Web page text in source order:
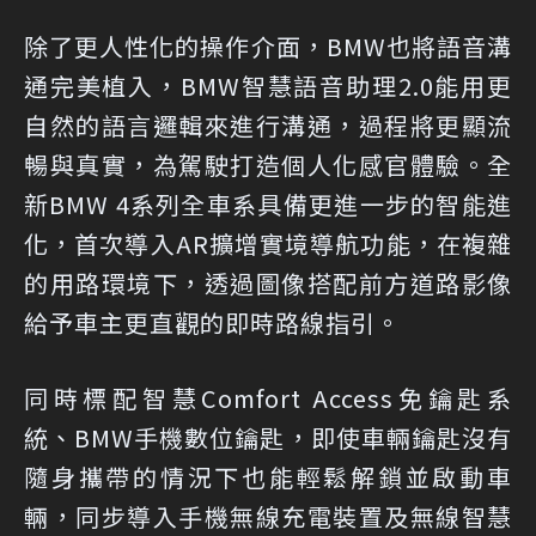
除了更人性化的操作介面，BMW也將語音溝
通完美植入，BMW智慧語音助理2.0能用更
自然的語言邏輯來進行溝通，過程將更顯流
暢與真實，為駕駛打造個人化感官體驗。全
新BMW 4系列全車系具備更進一步的智能進
化，首次導入AR擴增實境導航功能，在複雜
的用路環境下，透過圖像搭配前方道路影像
給予車主更直觀的即時路線指引。
同時標配智慧Comfort Access免鑰匙系
統、BMW手機數位鑰匙，即使車輛鑰匙沒有
隨身攜帶的情況下也能輕鬆解鎖並啟動車
輛，同步導入手機無線充電裝置及無線智慧